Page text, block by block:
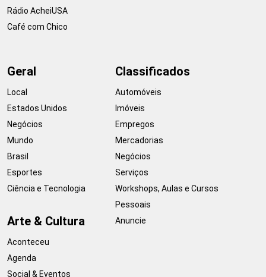
Rádio AcheiUSA
Café com Chico
Geral
Local
Estados Unidos
Negócios
Mundo
Brasil
Esportes
Ciência e Tecnologia
Arte & Cultura
Aconteceu
Agenda
Social & Eventos
Classificados
Automóveis
Imóveis
Empregos
Mercadorias
Negócios
Serviços
Workshops, Aulas e Cursos
Pessoais
Anuncie